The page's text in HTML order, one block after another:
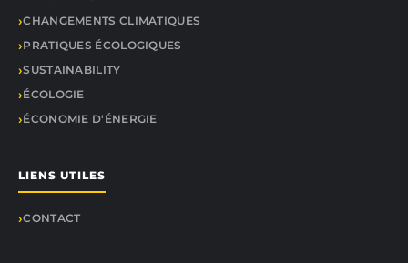
CHANGEMENTS CLIMATIQUES
PRATIQUES ÉCOLOGIQUES
SUSTAINABILITY
ÉCOLOGIE
ÉCONOMIE D'ÉNERGIE
LIENS UTILES
CONTACT